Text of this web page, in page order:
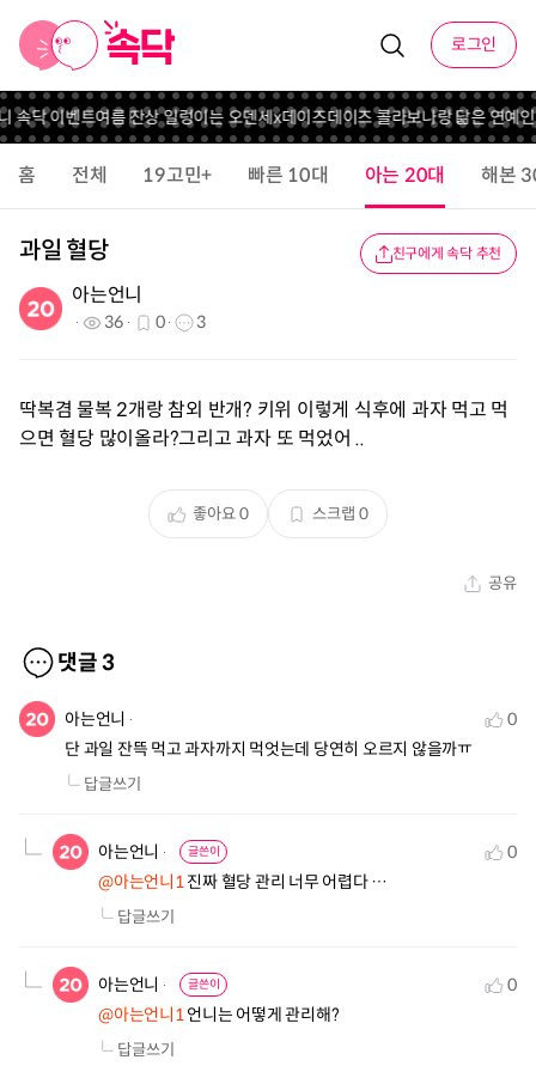
로그인
속닥 이벤트여름 잔상 일렁이는 오덴세x데이즈데이즈 콜라보나랑 닮은 연예
홈 전체 19고민+ 빠른 10대 아는 20대 해본
과일 혈당 친구에게 속닥 추천
아는언니
36 0 3
딱복겸 물복 2개랑 참외 반개? 키위 이렇게 식후에 과자 먹고 먹
으면 혈당 많이올라?그리고 과자 또 먹었어 ..
좋아요0 스크랩 0
공유
댓글3
아는언니
0
단 과일 잔뜩 먹고 과자까지 먹엇는데 당연히 오르지 않을까ㅠ
답글쓰기
아는언니 글쓴이
0
@아는언니1 진짜 혈당 관리 너무 어렵다 …
답글쓰기
아는언니 글쓴이
0
@아는언니1 언니는 어떻게 관리해?
답글쓰기